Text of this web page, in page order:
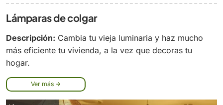
Lámparas de colgar
Descripción: Cambia tu vieja luminaria y haz mucho
más eficiente tu vivienda, a la vez que decoras tu
hogar.
Ver más